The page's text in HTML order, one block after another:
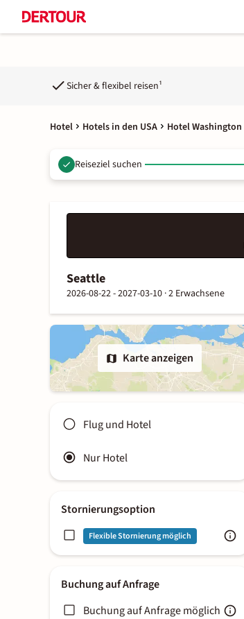
Sicher & flexibel reisen¹
Hotel Hotels in den USA Hotel Washington
Reiseziel suchen
Seattle
2026-08-22 - 2027-03-10 ·2 Erwachsene
Karte anzeigen
Flug und Hotel
Nur Hotel
Stornierungsoption
Flexible Stornierung möglich
Buchung auf Anfrage
Buchung auf Anfrage möglich